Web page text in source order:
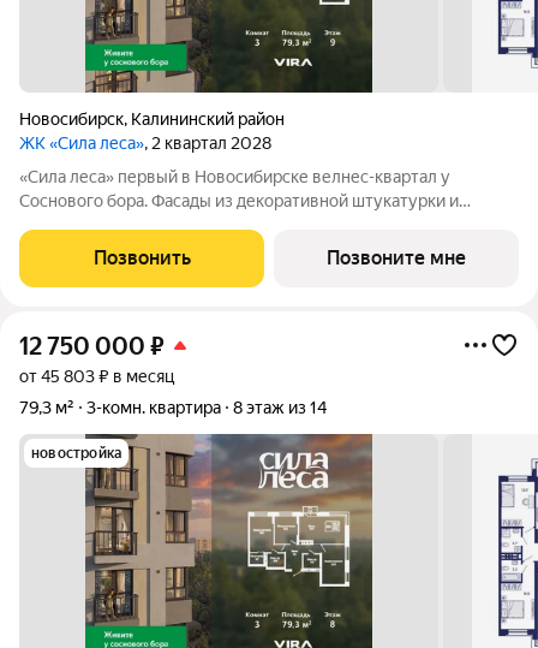
Новосибирск, Калининский район
ЖК «Сила леса», 2 квартал 2028
«Сила леса» первый в Новосибирске велнес-квартал у
Соснового бора. Фасады из декоративной штукатурки и
архитектуру с природой. Панорамное остекление и богатая
инфраструктура создают новый стандарт
Позвонить Позвоните мне
12 750 000 ₽
от 45 803 ₽ в месяц
79,3 м²
3-комн. квартира 8 этаж из 14
новостройка